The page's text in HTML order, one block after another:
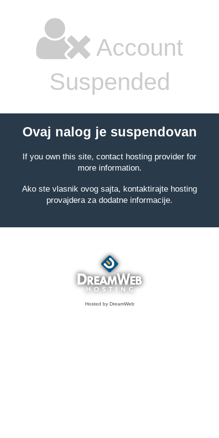
Account
Suspended
Ovaj nalog je suspendovan
If you own this site, contact hosting provider for
more information.
Ako ste vlasnik ovog sajta, kontaktirajte hosting
provajdera za dodatne informacije.
Hosted by DreamWeb